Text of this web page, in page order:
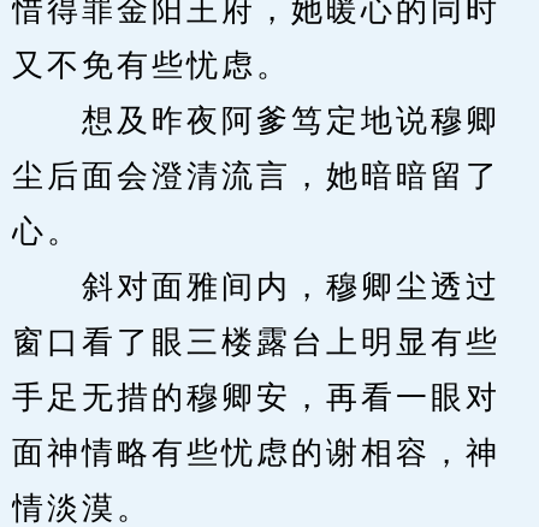
惜得罪金阳王府，她暖心的同时
又不免有些忧虑。
想及昨夜阿爹笃定地说穆卿
尘后面会澄清流言，她暗暗留了
心。
斜对面雅间内，穆卿尘透过
窗口看了眼三楼露台上明显有些
手足无措的穆卿安，再看一眼对
面神情略有些忧虑的谢相容，神
情淡漠。